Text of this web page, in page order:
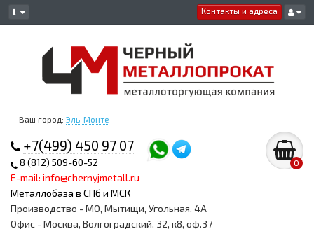
Контакты и адреса
Ваш город: Эль-Монте
+7(499) 450 97 07
8 (812) 509-60-52
E-mail: info@chernyjmetall.ru
Металлобаза в СПб и МСК
0
Производство - МО, Мытищи, Угольная, 4А
Офис - Москва, Волгоградский, 32, к8, оф.37